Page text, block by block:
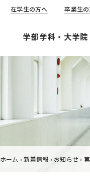
在学生の方へ 卒業生
学部学科・大学院
ホーム ›新着情報 › お知らせ›